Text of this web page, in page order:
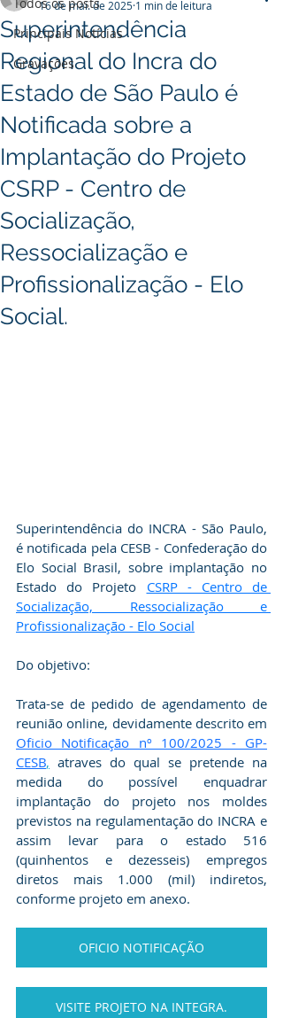
Principais Notícias
Gravações
Superintendência
Regional do Incra do
Estado de São Paulo é
Notificada sobre a
Implantação do Projeto
CSRP - Centro de
Socialização,
Ressocialização e
Profissionalização - Elo
Social.
16 de mai. de 2025 1 min de leitura
Superintendência do INCRA - São Paulo,
é notificada pela CESB - Confederação do
Elo Social Brasil, sobre implantação no
Estado do Projeto CSRP - Centro de
Socialização, Ressocialização e
Profissionalização - Elo Social
Do objetivo:
Trata-se de pedido de agendamento de
Oficio Notificação nº 100/2025 - GP-
CESB, atraves do qual se pretende na
medida do possível enquadrar
implantação do projeto nos moldes
previstos na regulamentação do INCRA e
assim levar para o estado 516
(quinhentos e dezesseis) empregos
diretos mais 1.000 (mil) indiretos,
conforme projeto em anexo.
OFICIO NOTIFICAÇÃO
VISITE PROJETO NA INTEGRA.